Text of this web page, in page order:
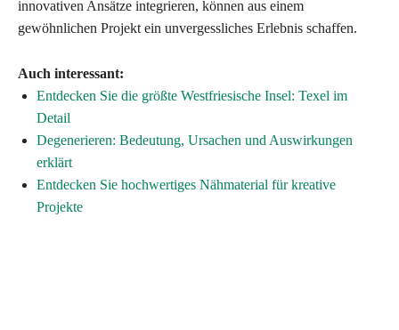
innovativen Ansätze integrieren, können aus einem
gewöhnlichen Projekt ein unvergessliches Erlebnis schaffen.
Auch interessant:
Entdecken Sie die größte Westfriesische Insel: Texel im
Detail
Degenerieren: Bedeutung, Ursachen und Auswirkungen
erklärt
Entdecken Sie hochwertiges Nähmaterial für kreative
Projekte